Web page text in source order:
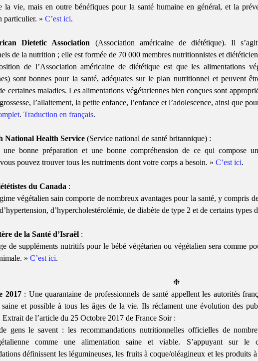
la vie, mais en outre bénéfiques pour la santé humaine en général, et la
particulier. » C’est ici.
Dietetic Association (Association américaine de diététique). Il
de la nutrition ; elle est formée de 70 000 membres nutritionnistes et
de l’Association américaine de diététique est que les alimentations
sont bonnes pour la santé, adéquates sur le plan nutritionnel et peuvent
certaines maladies. Les alimentations végétariennes bien conçues sont
l’allaitement, la petite enfance, l’enfance et l’adolescence, ainsi que
. Traduction en français.
National Health Service (Service national de santé britannique) :
bonne préparation et une bonne compréhension de ce qui compose
pouvez trouver tous les nutriments dont votre corps a besoin. » C’est ici.
du Canada :
végétalien sain comporte de nombreux avantages pour la santé, y compris
d’hypercholestérolémie, de diabète de type 2 et de certains types
de la Santé d’Israël :
de suppléments nutritifs pour le bébé végétarien ou végétalien sera comme
» C’est ici.
❉
2017: Une quarantaine de professionnels de santé appellent les autorités
saine et possible à tous les âges de la vie. Ils réclament une évolution des
de l’article du 25 Octobre 2017 de France Soir :
gens le savent : les recommandations nutritionnelles officielles de
comme une alimentation saine et viable. S’appuyant sur le
définissent les légumineuses, les fruits à coque/oléagineux et les produits